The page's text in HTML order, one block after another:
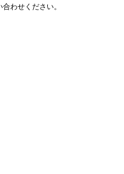
わせください。